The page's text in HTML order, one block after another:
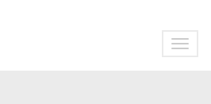
Toggle